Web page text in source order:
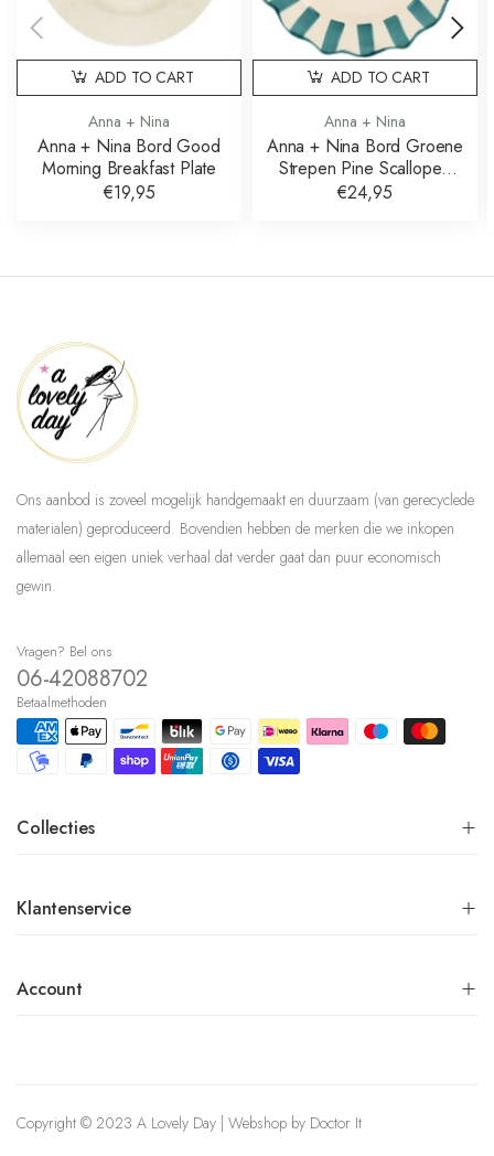
Anna + Nina
Anna + Nina Bord Good
Morning Breakfast Plate
€19,95
ADD TO CART
Anna + Nina
Anna + Nina Bord Groene
Strepen Pine Scalloped
Dinner Plate
€24,95
ADD TO CART
Ons aanbod is zoveel mogelijk handgemaakt en duurzaam (van gerecyclede
materialen) geproduceerd. Bovendien hebben de merken die we inkopen
allemaal een eigen uniek verhaal dat verder gaat dan puur economisch
gewin.
Vragen? Bel ons
06-42088702
Betaalmethoden
Collecties
Klantenservice
Account
Copyright © 2023 A Lovely Day | Webshop by Doctor It